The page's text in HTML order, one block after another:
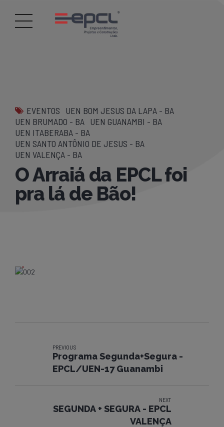
EVENTOS
UEN BOM JESUS DA LAPA - BA
UEN BRUMADO - BA UEN GUANAMBI - BA
UEN ITABERABA - BA
UEN SANTO ANTÔNIO DE JESUS - BA
UEN VALENÇA - BA
O Arraiá da EPCL foi
pra lá de Bão!
PREVIOUS
Programa Segunda+Segura -
EPCL/UEN-17 Guanambi
NEXT
SEGUNDA + SEGURA - EPCL
VALENÇA